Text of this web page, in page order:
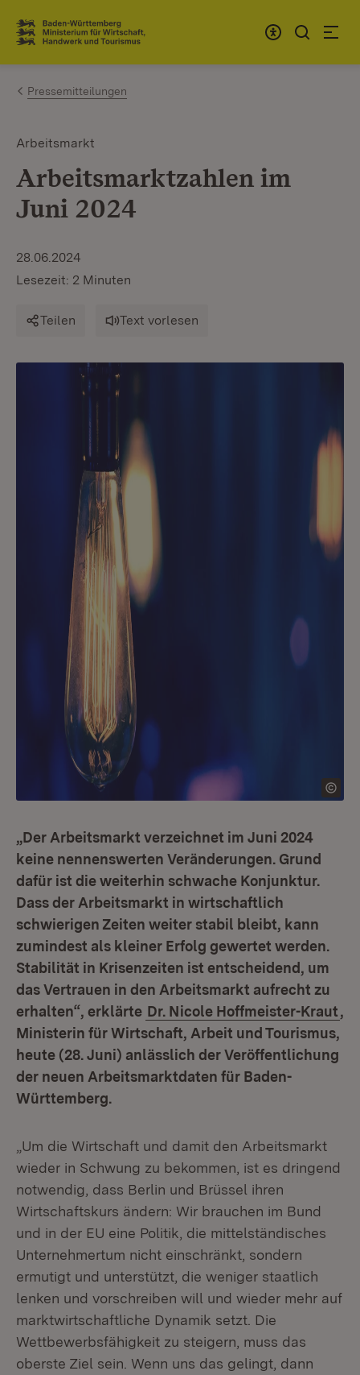
Zum Inhalt springen
Link zur Startseite
Pressemitteilungen
Arbeitsmarkt
Arbeitsmarktzahlen im
Juni 2024
28.06.2024
Lesezeit: 2 Minuten
Teilen Text vorlesen
„Der Arbeitsmarkt verzeichnet im Juni 2024
keine nennenswerten Veränderungen. Grund
dafür ist die weiterhin schwache Konjunktur.
Dass der Arbeitsmarkt in wirtschaftlich
schwierigen Zeiten weiter stabil bleibt, kann
zumindest als kleiner Erfolg gewertet werden.
Stabilität in Krisenzeiten ist entscheidend, um
das Vertrauen in den Arbeitsmarkt aufrecht zu
erhalten“, erklärte Dr. Nicole Hoffmeister-Kraut,
Ministerin für Wirtschaft, Arbeit und Tourismus,
heute (28. Juni) anlässlich der Veröffentlichung
der neuen Arbeitsmarktdaten für Baden-
Württemberg.
„Um die Wirtschaft und damit den Arbeitsmarkt
wieder in Schwung zu bekommen, ist es dringend
notwendig, dass Berlin und Brüssel ihren
Wirtschaftskurs ändern: Wir brauchen im Bund
und in der EU eine Politik, die mittelständisches
Unternehmertum nicht einschränkt, sondern
ermutigt und unterstützt, die weniger staatlich
lenken und vorschreiben will und wieder mehr auf
marktwirtschaftliche Dynamik setzt. Die
Wettbewerbsfähigkeit zu steigern, muss das
oberste Ziel sein. Wenn uns das gelingt, dann